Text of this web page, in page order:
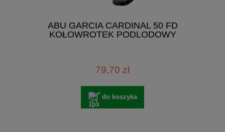
ABU GARCIA CARDINAL 50 FD
KOŁOWROTEK PODLODOWY
79,70 zł
do koszyka